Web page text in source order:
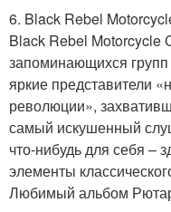
6. Black Rebel
Black Rebel Motorcycle
запоминающихся
яркие представители
революции»,
самый искушенный
что-нибудь для себя –
элементы
Любимый альбом